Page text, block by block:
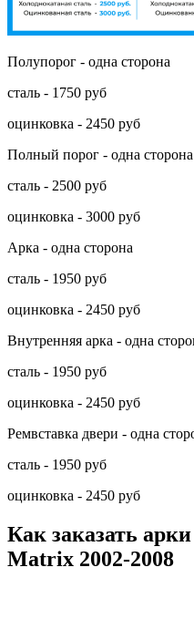
Полупорог - одна сторона
сталь - 1750 руб
оцинковка - 2450 руб
Полный порог - одна сторона
сталь - 2500 руб
оцинковка - 3000 руб
Арка - одна сторона
сталь - 1950 руб
оцинковка - 2450 руб
Внутренняя арка - одна
сталь - 1950 руб
оцинковка - 2450 руб
Ремвставка двери - одна
сталь - 1950 руб
оцинковка - 2450 руб
Как заказать
Matrix 2002-2008